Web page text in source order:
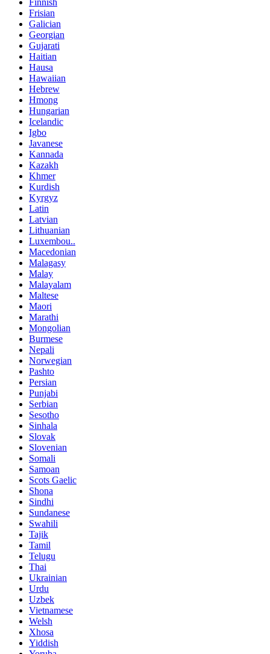
Finnish
Frisian
Galician
Georgian
Gujarati
Haitian
Hausa
Hawaiian
Hebrew
Hmong
Hungarian
Icelandic
Igbo
Javanese
Kannada
Kazakh
Khmer
Kurdish
Kyrgyz
Latin
Latvian
Lithuanian
Luxembou..
Macedonian
Malagasy
Malay
Malayalam
Maltese
Maori
Marathi
Mongolian
Burmese
Nepali
Norwegian
Pashto
Persian
Punjabi
Serbian
Sesotho
Sinhala
Slovak
Slovenian
Somali
Samoan
Scots Gaelic
Shona
Sindhi
Sundanese
Swahili
Tajik
Tamil
Telugu
Thai
Ukrainian
Urdu
Uzbek
Vietnamese
Welsh
Xhosa
Yiddish